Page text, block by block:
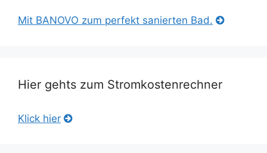
Mit BANOVO zum perfekt sanierten Bad.
Hier gehts zum Stromkostenrechner
Klick hier